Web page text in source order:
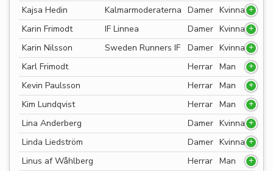
Kajsa Hedin
Kalmarmoderaterna Damer Kvinna
Karin Frimodt
IF Linnea Damer Kvinna
Karin Nilsson
Sweden Runners IF Damer Kvinna
Karl Frimodt
Herrar Man
Kevin Paulsson
Herrar Man
Kim Lundqvist
Herrar Man
Lina Anderberg
Damer Kvinna
Linda Liedström
Damer Kvinna
Linus af Wåhlberg
Herrar Man